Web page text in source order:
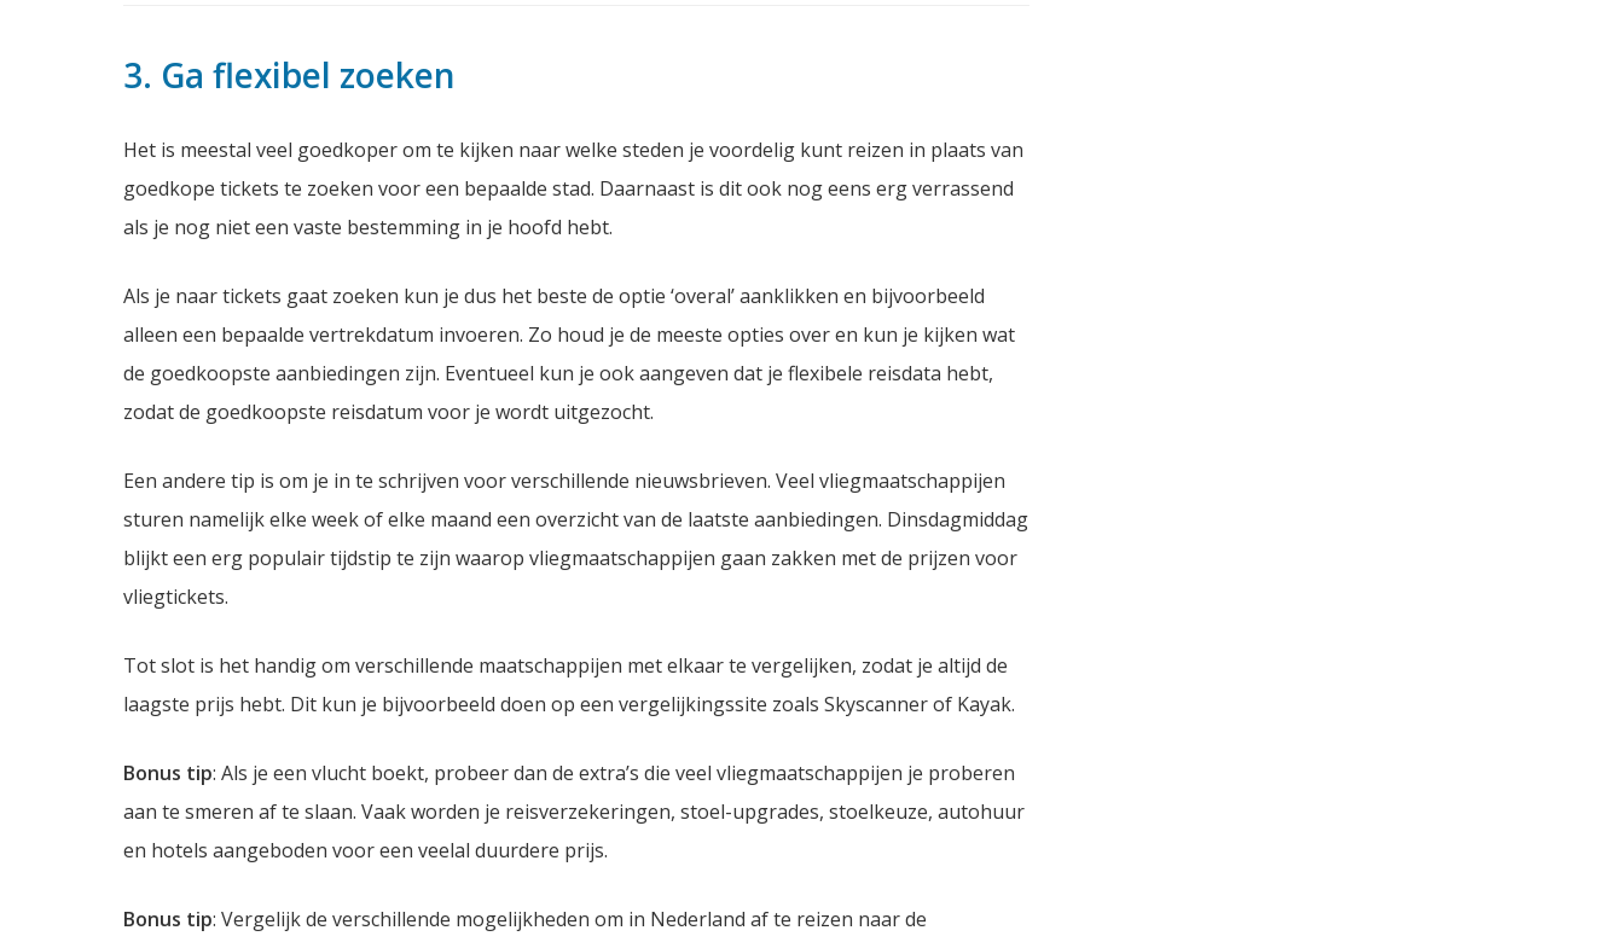
3. Ga flexibel zoeken
Het is meestal veel goedkoper om te kijken naar welke steden je voordelig kunt reizen in plaats van
goedkope tickets te zoeken voor een bepaalde stad. Daarnaast is dit ook nog eens erg verrassend
als je nog niet een vaste bestemming in je hoofd hebt.
Als je naar tickets gaat zoeken kun je dus het beste de optie ‘overal’ aanklikken en bijvoorbeeld
alleen een bepaalde vertrekdatum invoeren. Zo houd je de meeste opties over en kun je kijken wat
de goedkoopste aanbiedingen zijn. Eventueel kun je ook aangeven dat je flexibele reisdata hebt,
zodat de goedkoopste reisdatum voor je wordt uitgezocht.
Een andere tip is om je in te schrijven voor verschillende nieuwsbrieven. Veel vliegmaatschappijen
sturen namelijk elke week of elke maand een overzicht van de laatste aanbiedingen. Dinsdagmiddag
blijkt een erg populair tijdstip te zijn waarop vliegmaatschappijen gaan zakken met de prijzen voor
vliegtickets.
Tot slot is het handig om verschillende maatschappijen met elkaar te vergelijken, zodat je altijd de
laagste prijs hebt. Dit kun je bijvoorbeeld doen op een vergelijkingssite zoals Skyscanner of Kayak.
Bonus tip: Als je een vlucht boekt, probeer dan de extra’s die veel vliegmaatschappijen je proberen
aan te smeren af te slaan. Vaak worden je reisverzekeringen, stoel-upgrades, stoelkeuze, autohuur
en hotels aangeboden voor een veelal duurdere prijs.
Bonus tip: Vergelijk de verschillende mogelijkheden om in Nederland af te reizen naar de